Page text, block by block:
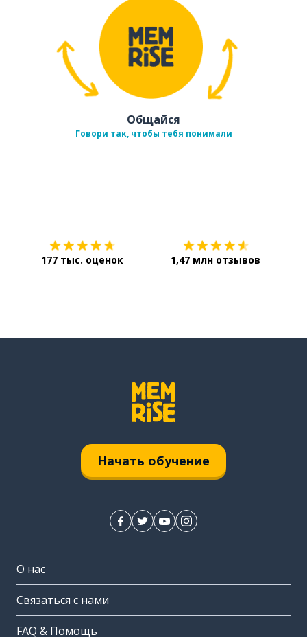
Общайся
Говори так, чтобы тебя понимали
177 тыс. оценок 1,47 млн отзывов
Начать обучение
О нас
Связаться с нами
FAQ & Помощь